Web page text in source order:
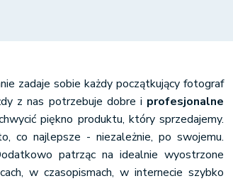
zadaje sobie każdy początkujący fotograf
z nas potrzebuje dobre i profesjonalne
piękno produktu, który sprzedajemy.
co najlepsze - niezależnie, po swojemu.
patrząc na idealnie wyostrzone
w czasopismach, w internecie szybko